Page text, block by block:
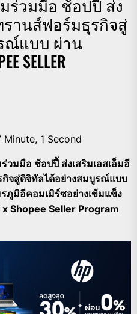
ร่วมมือ ช้อปปี้ ส่ง
รานส์ฟอร์มธุรกิจสู่
ณ์แบบ​ ผ่าน
SELLER
Minute, 1 Second
วมมือ ช้อปปี้ ส่งเสริมเอสเอ็มอี
จสู่ดิจิทัลได้อย่างสมบูรณ์แบบ
ภูมิอีคอมเมิร์ซอย่างเข้มแข็ง
x Shopee Seller Program